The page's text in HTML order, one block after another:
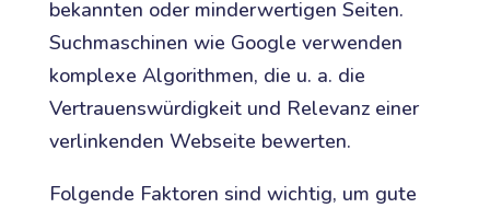
bekannten oder minderwertigen Seiten.
Suchmaschinen wie Google verwenden
komplexe Algorithmen, die u. a. die
Vertrauenswürdigkeit und Relevanz einer
verlinkenden Webseite bewerten.
Folgende Faktoren sind wichtig, um gute